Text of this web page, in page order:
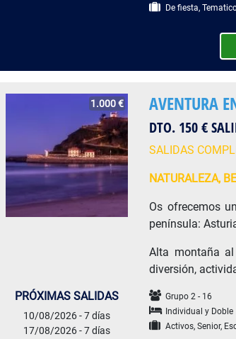
De fiesta,
1.000 € AVENTURA
DTO. 150 €
SALIDAS
NATURALEZA,
Os ofrecemos
península:
Alta montaña al
diversión,
Grupo 2 - 16
Individual y Doble
Activos, Senior,
PRÓXIMAS SALIDAS
10/08/2026 - 7 días
17/08/2026 - 7 días